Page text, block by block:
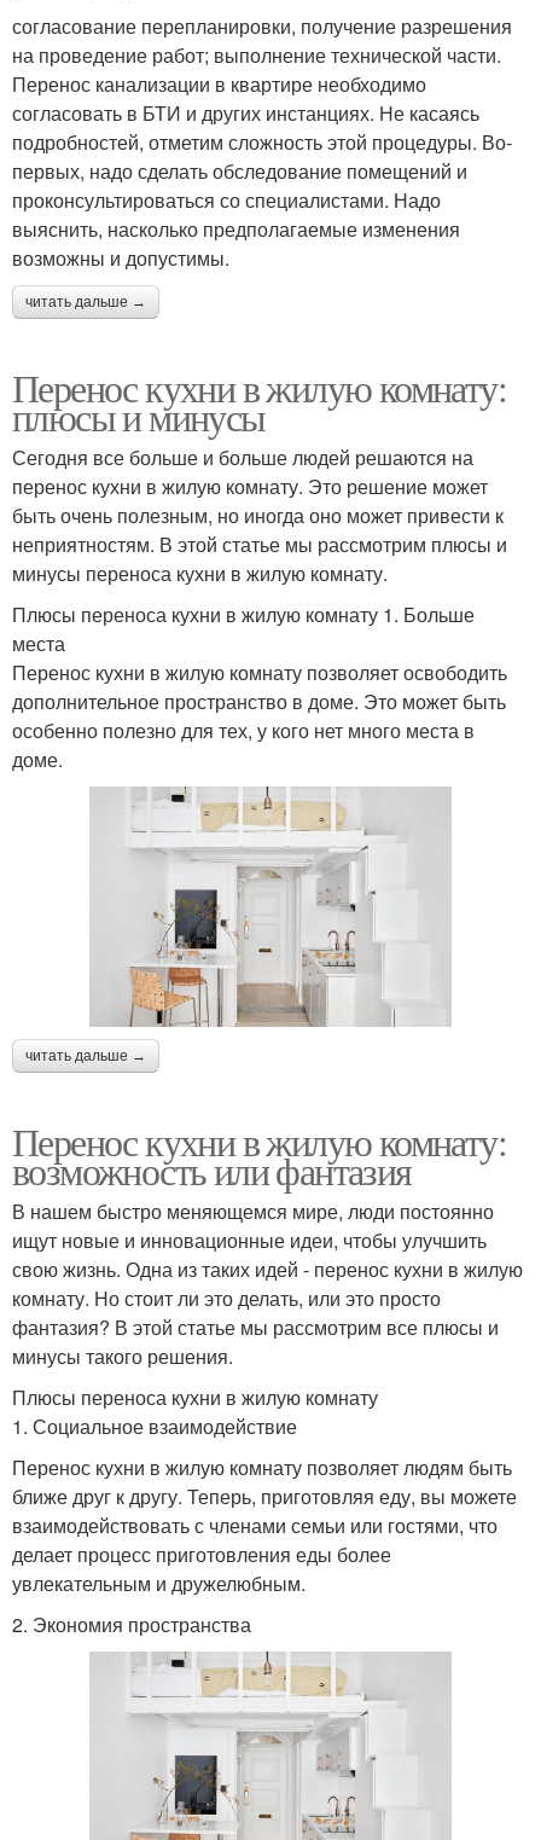
согласование перепланировки, получение разрешения
на проведение работ; выполнение технической части.
Перенос канализации в квартире необходимо
согласовать в БТИ и других инстанциях. Не касаясь
подробностей, отметим сложность этой процедуры. Во-
первых, надо сделать обследование помещений и
проконсультироваться со специалистами. Надо
выяснить, насколько предполагаемые изменения
возможны и допустимы.
читать дальше →
Перенос кухни в жилую комнату:
плюсы и минусы
Сегодня все больше и больше людей решаются на
перенос кухни в жилую комнату. Это решение может
быть очень полезным, но иногда оно может привести к
неприятностям. В этой статье мы рассмотрим плюсы и
минусы переноса кухни в жилую комнату.
Плюсы переноса кухни в жилую комнату 1. Больше
места
Перенос кухни в жилую комнату позволяет освободить
дополнительное пространство в доме. Это может быть
особенно полезно для тех, у кого нет много места в
доме.
читать дальше →
Перенос кухни в жилую комнату:
возможность или фантазия
В нашем быстро меняющемся мире, люди постоянно
ищут новые и инновационные идеи, чтобы улучшить
свою жизнь. Одна из таких идей - перенос кухни в жилую
комнату. Но стоит ли это делать, или это просто
фантазия? В этой статье мы рассмотрим все плюсы и
минусы такого решения.
Плюсы переноса кухни в жилую комнату
1. Социальное взаимодействие
Перенос кухни в жилую комнату позволяет людям быть
ближе друг к другу. Теперь, приготовляя еду, вы можете
взаимодействовать с членами семьи или гостями, что
делает процесс приготовления еды более
увлекательным и дружелюбным.
2. Экономия пространства